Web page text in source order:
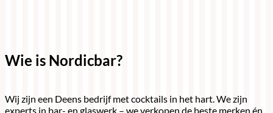
Wie is Nordicbar?
Wij zijn een Deens bedrijf met cocktails in het hart. We zijn
experts in bar- en glaswerk – we verkopen de beste merken én